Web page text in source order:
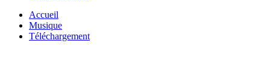
Accueil
Musique
Téléchargement